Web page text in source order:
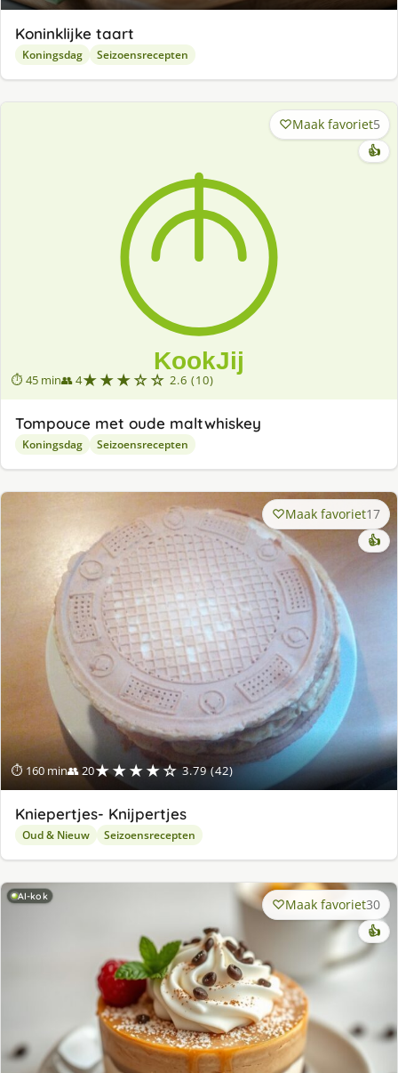
Koninklijke taart
Koningsdag Seizoensrecepten
⏱ 45 min👥 4★★★☆☆ 2.6 (10)
Maak favoriet5
👍
Tompouce met oude maltwhiskey
Koningsdag Seizoensrecepten
⏱ 160 min👥 20★★★★☆ 3.79 (42)
Maak favoriet17
👍
Kniepertjes- Knijpertjes
Oud & Nieuw Seizoensrecepten
AI-kok Maak favoriet30
👍